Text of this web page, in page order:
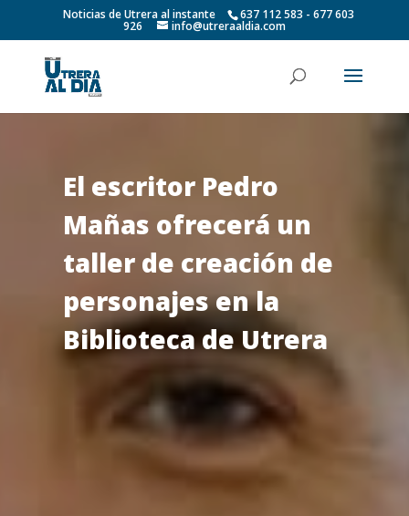
Noticias de Utrera al instante 637 112 583 - 677 603
926 info@utreraaldia.com
El escritor Pedro
Mañas ofrecerá un
taller de creación de
personajes en la
Biblioteca de Utrera